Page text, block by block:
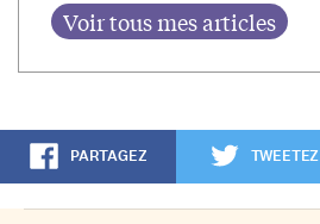
PARTAGEZ TWEETEZ